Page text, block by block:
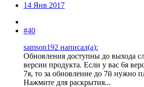
14 Янв 2017
#40
samson192 написал(а):
Обновления доступны до выхода
версии продукта. Если у вас 6я
7я, то за обновление до 7й нужно
Нажмите для раскрытия...